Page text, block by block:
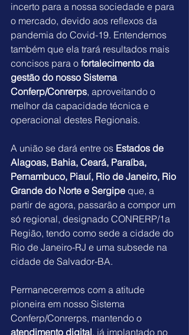
incerto para a nossa sociedade e para
o mercado, devido aos reflexos da
pandemia do Covid-19. Entendemos
também que ela trará resultados mais
concisos para o fortalecimento da
gestão do nosso Sistema
Conferp/Conrerps, aproveitando o
melhor da capacidade técnica e
operacional destes Regionais.
A união se dará entre os Estados de
Alagoas, Bahia, Ceará, Paraíba,
Pernambuco, Piauí, Rio de Janeiro, Rio
Grande do Norte e Sergipe que, a
partir de agora, passarão a compor um
só regional, designado CONRERP/1a
Região, tendo como sede a cidade do
Rio de Janeiro-RJ e uma subsede na
cidade de Salvador-BA.
Permaneceremos com a atitude
pioneira em nosso Sistema
Conferp/Conrerps, mantendo o
atendimento digital, já implantado no